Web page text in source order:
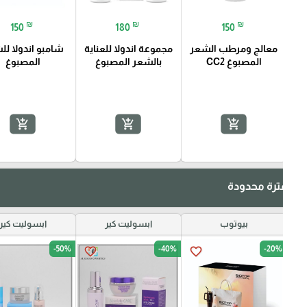
150 ₪
معالج ومرطب الشعر
المصبوغ CC2
add_shopping_cart
180 ₪
مجموعة اندولا للعناية
بالشعر المصبوغ
add_shopping_cart
150 ₪
شامبو اندولا
المصبوغ
add_shopping_cart
محدودة
بيوتوب
favorite_border -20%
ابسوليت كير
favorite_border -40%
ابسوليت كير
-50%